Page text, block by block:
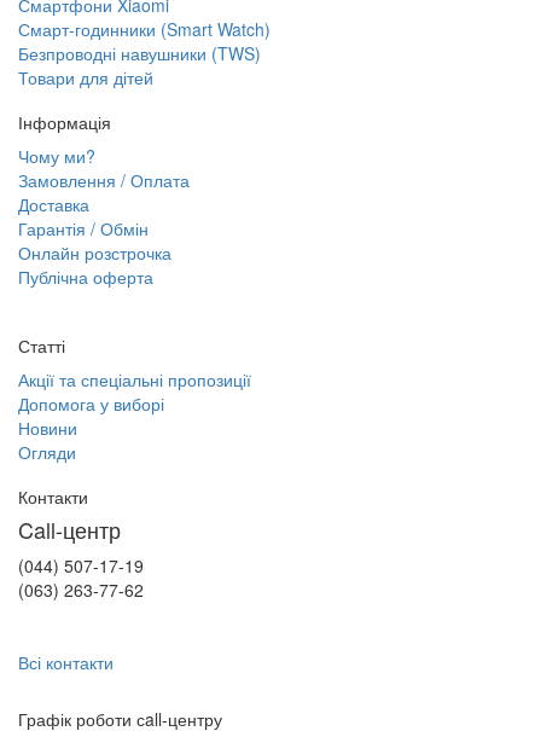
Смартфони Xiaomi
Смарт-годинники (Smart Watch)
Безпроводні навушники (TWS)
Товари для дітей
Інформація
Чому ми?
Замовлення / Оплата
Доставка
Гарантія / Обмін
Онлайн розстрочка
Публічна оферта
Статті
Акції та спеціальні пропозиції
Допомога у виборі
Новини
Огляди
Контакти
Call-центр
(044) 507-17-19
(063) 263-77-62
Всі контакти
Графік роботи сall-центру